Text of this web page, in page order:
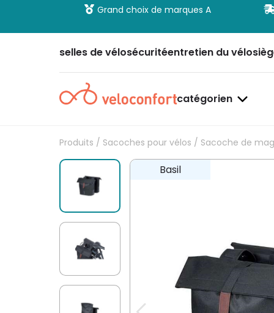
Grand choix de marques A
selles de vélosécuritéentretien du vélo
catégorien
Produits / Sacoches pour vélos / Sacoche de
Basil